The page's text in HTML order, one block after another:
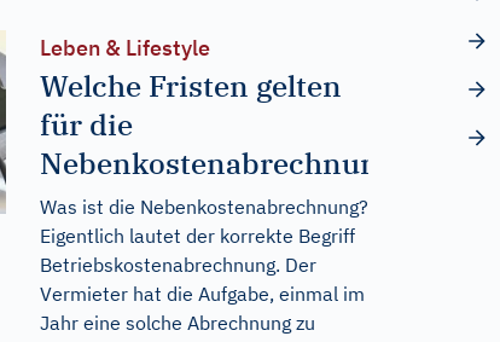
Leben & Lifestyle
Welche Fristen gelten
für die
Nebenkostenabrechnung?
Was ist die Nebenkostenabrechnung?
Eigentlich lautet der korrekte Begriff
Betriebskostenabrechnung. Der
Vermieter hat die Aufgabe, einmal im
Jahr eine solche Abrechnung zu